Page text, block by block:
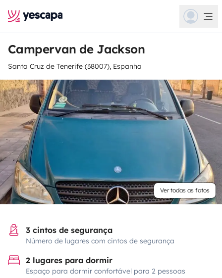
Campervan de Jackson
Santa Cruz de Tenerife (38007), Espanha
Ver todas as fotos
3 cintos de segurança
Número de lugares com cintos de segurança
2 lugares para dormir
Espaço para dormir confortável para 2 pessoas